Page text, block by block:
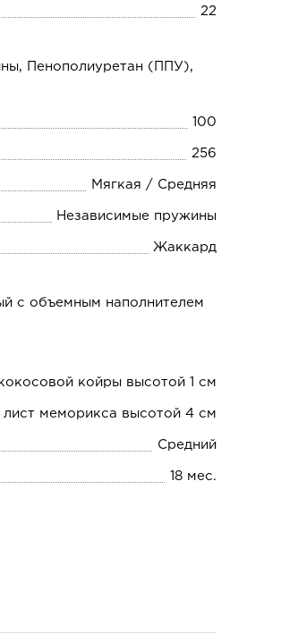
22
Пенополиуретан (ППУ),
100
256
Мягкая / Средняя
Независимые пружины
Жаккард
с объемным наполнителем
койры высотой 1 см
1 лист меморикса высотой 4 см
Средний
18 мес.